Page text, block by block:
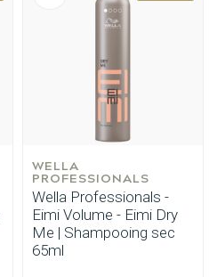
WELLA
PROFESSIONALS
Wella Professionals -
Eimi Volume - Eimi Dry
Me | Shampooing sec
65ml